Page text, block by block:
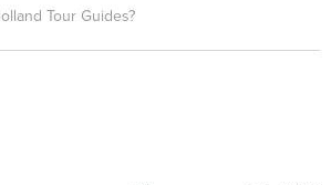
Tour Guides?